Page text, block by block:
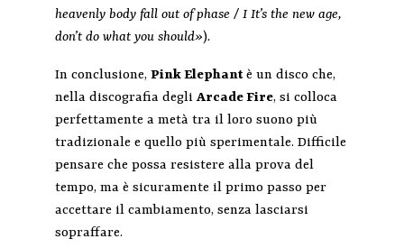
heavenly body fall out of phase / I It’s the new age,
don’t do what you should»).
In conclusione, PinkElephantè un disco che,
nella discografia degliArcade Fire, si colloca
perfettamente a metà tra il loro suono più
tradizionale e quello più sperimentale. Difficile
pensare che possa resistere alla prova del
tempo, ma è sicuramente il primo passo per
accettare il cambiamento, senza lasciarsi
sopraffare.